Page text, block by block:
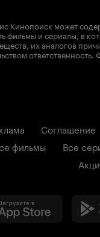
Кинопоиск может
фильмы и сериалы, в
их аналогов
Соглашение
фильмы Все